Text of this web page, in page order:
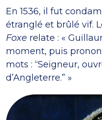
En 1536, il fut
étranglé et brûlé vif.
Foxe relate : «
moment, puis
mots : “Seigneur,
d’Angleterre.” »